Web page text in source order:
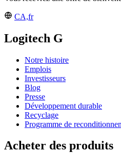
CA,fr
Logitech G
Notre histoire
Emplois
Investisseurs
Blog
Presse
Développement durable
Recyclage
Programme de
Acheter des produits